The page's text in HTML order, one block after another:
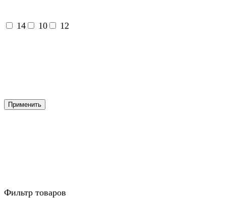
14 10 12
Применить
Фильтр товаров